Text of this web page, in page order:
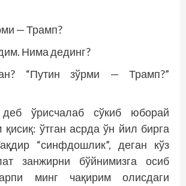
— Трамп?
Нима дединг?
“Путин зўрми — Трамп?”
ўрисчалаб сўкиб юборай
ўтган асрда ўн йил бирга
“синф­дошлик”, деган кўз
занжирни бўйнимизга осиб
минг чақирим олисдаги